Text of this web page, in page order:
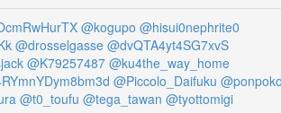
@kogupo @hisui0nephrite0
@drosselgasse @dvQTA4yt4SG7xvS
@K79257487 @ku4the_way_home
@Piccolo_Daifuku
@t0_toufu @tega_tawan @tyottomigi